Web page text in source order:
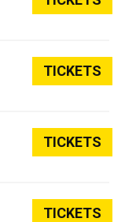
TICKETS
TICKETS
TICKETS